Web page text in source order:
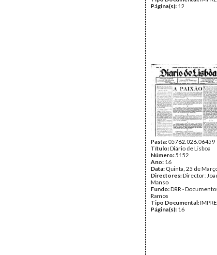
Página(s): 12
Pasta:05762.026.06459
Título:Diário de Lisboa
Número:5152
Ano: 16
Data: Quinta, 25 de
Directores:Director:
Manso
Fundo:DRR -
Ramos
Tipo Documental:
Página(s): 16